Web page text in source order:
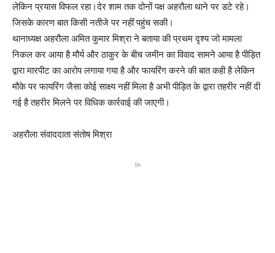
लेकिन प्रयास विफल रहा।देर शाम तक दोनों पक्ष अहरौला थाने पर डटे रहे।
जिसके कारण बात किसी नतीजे पर नहीं पहुंच सकी।
थानाध्यक्ष अहरौला अमित कुमार मिश्रा ने बताया की प्रथम दृश्य जो मामला
निकल कर आया है मौर्य और ठाकुर के बीच जमीन का विवाद सामने आया है पीड़ित
द्वारा मारपीट का आरोप लगाया गया है और फायरिंग करने की बात कही है लेकिन
मौके पर फायरिंग जैसा कोई साक्ष्य नहीं मिला है अभी पीड़ित के द्वारा तहरीर नहीं दी
गई है तहरीर मिलने पर विधिक कार्रवाई की जाएगी।
अहरौला संवाददाता संतोष मिश्रा
In